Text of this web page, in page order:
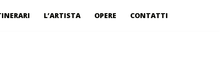
L’ARTISTA OPERE CONTATTI